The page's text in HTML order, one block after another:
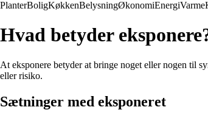
PlanterBoligKøkkenBelysningØkonomiEnergiVarme
Hvad betyder
At eksponere betyder at bringe noget eller nogen til
eller risiko.
Sætninger med eksponeret